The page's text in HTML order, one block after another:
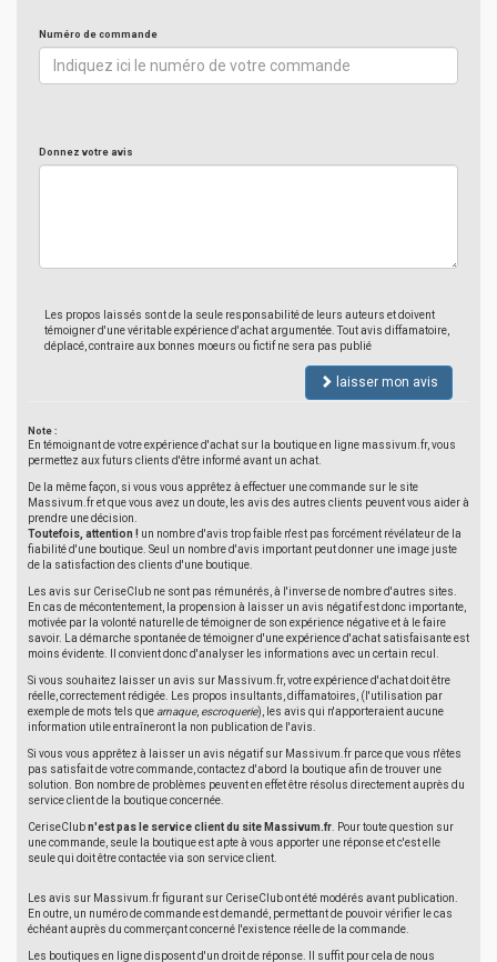
Numéro de commande
Donnez votre avis
Les propos laissés sont de la seule responsabilité de leurs auteurs et doivent
témoigner d'une véritable expérience d'achat argumentée. Tout avis diffamatoire,
déplacé, contraire aux bonnes moeurs ou fictif ne sera pas publié
laisser mon avis
Note :
En témoignant de votre expérience d'achat sur la boutique en ligne massivum.fr, vous
permettez aux futurs clients d'être informé avant un achat.
De la même façon, si vous vous apprêtez à effectuer une commande sur le site
Massivum.fr et que vous avez un doute, les avis des autres clients peuvent vous aider à
prendre une décision.
Toutefois, attention ! un nombre d'avis trop faible n'est pas forcément révélateur de la
fiabilité d'une boutique. Seul un nombre d'avis important peut donner une image juste
de la satisfaction des clients d'une boutique.
Les avis sur CeriseClub ne sont pas rémunérés, à l'inverse de nombre d'autres sites.
En cas de mécontentement, la propension à laisser un avis négatif est donc importante,
motivée par la volonté naturelle de témoigner de son expérience négative et à le faire
savoir. La démarche spontanée de témoigner d'une expérience d'achat satisfaisante est
moins évidente. Il convient donc d'analyser les informations avec un certain recul.
Si vous souhaitez laisser un avis sur Massivum.fr, votre expérience d'achat doit être
réelle, correctement rédigée. Les propos insultants, diffamatoires, (l'utilisation par
exemple de mots tels que arnaque, escroquerie), les avis qui n'apporteraient aucune
information utile entraîneront la non publication de l'avis.
Si vous vous apprêtez à laisser un avis négatif sur Massivum.fr parce que vous n'êtes
pas satisfait de votre commande, contactez d'abord la boutique afin de trouver une
solution. Bon nombre de problèmes peuvent en effet être résolus directement auprès du
service client de la boutique concernée.
CeriseClubn'est pas le service client du site Massivum.fr . Pour toute question sur
une commande, seule la boutique est apte à vous apporter une réponse et c'est elle
seule qui doit être contactée via son service client.
Les avis sur Massivum.fr figurant sur CeriseClub ont été modérés avant publication.
En outre, un numéro de commande est demandé, permettant de pouvoir vérifier le cas
échéant auprès du commerçant concerné l'existence réelle de la commande.
Les boutiques en ligne disposent d'un droit de réponse. Il suffit pour cela de nous